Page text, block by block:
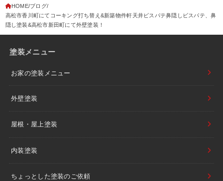
HOME ブログ
高松市香川町にてコーキング打ち替え&新築物件軒天井ビスパテ鼻隠しビスパテ、鼻
隠し塗装&高松市新田町にて外壁塗装！
塗装メニュー
お家の塗装メニュー
外壁塗装
屋根・屋上塗装
内装塗装
ちょっとした塗装のご依頼